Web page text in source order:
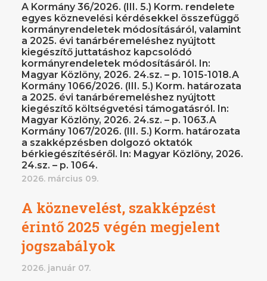
A Kormány 36/2026. (III. 5.) Korm. rendelete
egyes köznevelési kérdésekkel összefüggő
kormányrendeletek módosításáról, valamint
a 2025. évi tanárbéremeléshez nyújtott
kiegészítő juttatáshoz kapcsolódó
kormányrendeletek módosításáról. In:
Magyar Közlöny, 2026. 24.sz. – p. 1015-1018.A
Kormány 1066/2026. (III. 5.) Korm. határozata
a 2025. évi tanárbéremeléshez nyújtott
kiegészítő költségvetési támogatásról. In:
Magyar Közlöny, 2026. 24.sz. – p. 1063.A
Kormány 1067/2026. (III. 5.) Korm. határozata
a szakképzésben dolgozó oktatók
bérkiegészítéséről. In: Magyar Közlöny, 2026.
24.sz. – p. 1064.
2026. március 09.
A köznevelést, szakképzést
érintő 2025 végén megjelent
jogszabályok
2026. január 07.